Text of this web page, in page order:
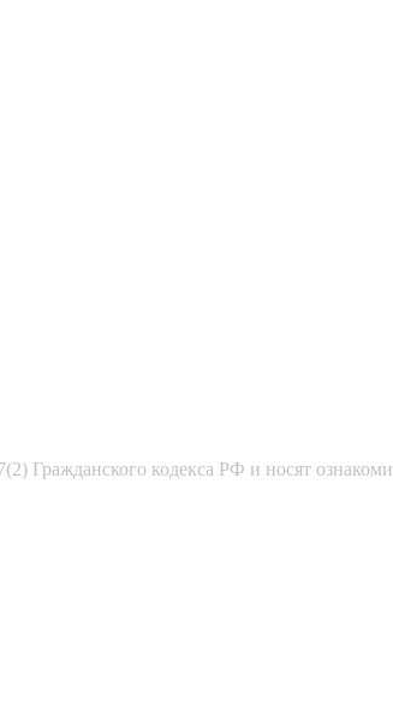
Гражданского кодекса РФ и носят